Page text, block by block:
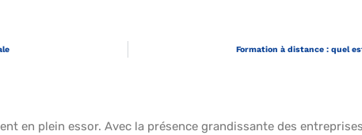
Formation à distance : quel
en plein essor. Avec la présence grandissante des